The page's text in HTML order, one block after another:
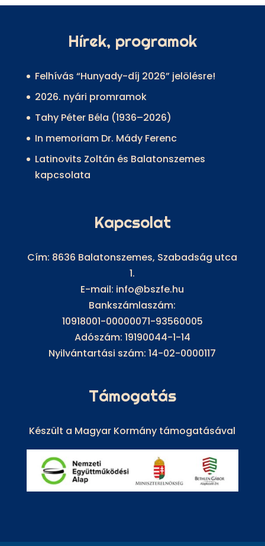
Hírek, programok
Felhívás “Hunyady-díj 2026” jelölésre!
2026. nyári promramok
Tahy Péter Béla (1936–2026)
In memoriam Dr. Mády Ferenc
Latinovits Zoltán és Balatonszemes
kapcsolata
Kapcsolat
Cím: 8636 Balatonszemes, Szabadság utca
1.
E-mail: info@bszfe.hu
Bankszámlaszám:
10918001-00000071-93560005
Adószám: 19190044-1-14
Nyilvántartási szám: 14-02-0000117
Támogatás
Készült a Magyar Kormány támogatásával